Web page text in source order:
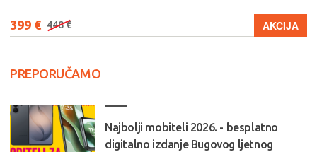
399 € 448 € AKCIJA
PREPORUČAMO
Najbolji mobiteli 2026. - besplatno
digitalno izdanje Bugovog ljetnog